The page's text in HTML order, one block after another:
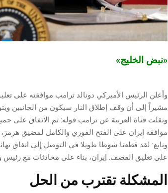
«نبض الخليج»
وأعلن الرئيس الأميركي دونالد ترامب موافقته على
مشيراً إلى أن وقف إطلاق النار سيكون من
ونقلت قناة العربية عن ترامب قوله: تم الاتفاق على
موافقة إيران على الفتح الفوري والكامل لمضيق
وتابع: لقد قطعنا شوطا طويلا في التوصل إلى اتفاق
على تعليق القصف. إيران، بناء على محادثات مع رئيس
المشكلة تقترب من الحل